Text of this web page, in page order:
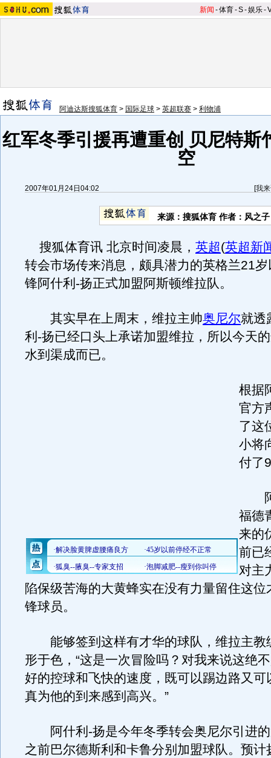
新闻 -体育-S-娱乐-
阿迪达斯搜狐体育 > 国际足球 > 英超联赛 > 利物浦
红军冬季引援再遭重创 贝尼特斯
空
2007年01月24日04:02 [我
来源：搜狐体育 作者：风之子
搜狐体育讯 北京时间凌晨， 英超(英超新
转会市场传来消息，颇具潜力的英格兰21
锋阿什利-扬正式加盟阿斯顿维拉队。
其实早在上周末，维拉主帅奥尼尔就透
利-扬已经口头上承诺加盟维拉，所以今天
水到渠成而已。
根据
官方
了这
小将
付了
阿
福德
来的
前已
对主
陷保级苦海的大黄蜂实在没有力量留住这位
锋球员。
能够签到这样有才华的球队，维拉主教
形于色，“这是一次冒险吗？对我来说这绝
好的控球和飞快的速度，既可以踢边路又可
真为他的到来感到高兴。”
阿什利-扬是今年冬季转会奥尼尔引进的
之前巴尔德斯利和卡鲁分别加盟球队。预计